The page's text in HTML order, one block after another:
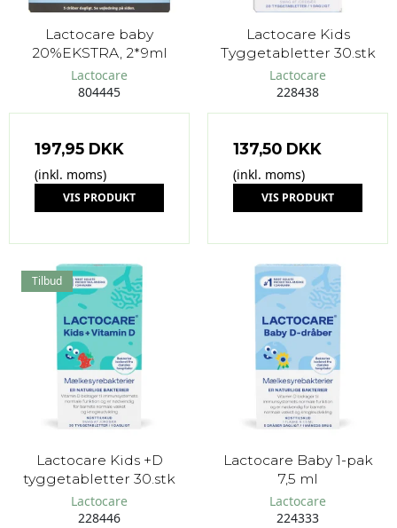
Lactocare baby
20%EKSTRA, 2*9ml
Lactocare
804445
197,95 DKK
(inkl. moms)
VIS PRODUKT
Lactocare Kids
Tyggetabletter 30.stk
Lactocare
228438
137,50 DKK
(inkl. moms)
VIS PRODUKT
Tilbud
Lactocare Kids +D
tyggetabletter 30.stk
Lactocare
228446
Lactocare Baby 1-pak
7,5 ml
Lactocare
224333